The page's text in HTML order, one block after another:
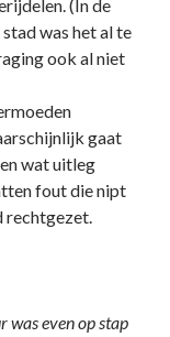
(In de
was het al te
ook al niet
gaat
wat uitleg
fout die nipt
rechtgezet.
was even op stap